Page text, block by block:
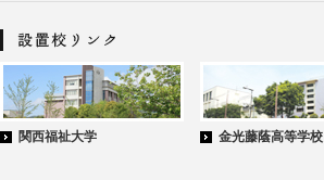
関西福祉大学 金光藤蔭高等学校